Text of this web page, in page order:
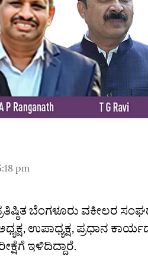
pm
ಬೆಂಗಳೂರು ವಕೀಲರ
ಉಪಾಧ್ಯಕ್ಷ, ಪ್ರಧಾನ
ಇಳಿದಿದ್ದಾರೆ.